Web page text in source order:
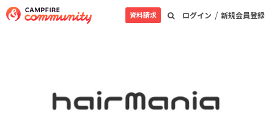
ログイン / 新規会員登録
資料請求